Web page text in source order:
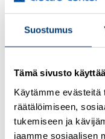
Suostumus
Tämä sivusto
Käytämme evästeitä
räätälöimiseen,
tukemiseen ja
jaamme sosiaalisen
Laukaisukäyrä C, 16
verkkokauppaa
Osasto:ABB